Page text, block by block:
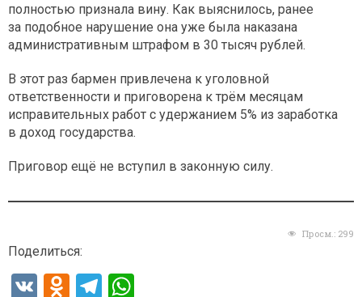
полностью признала вину. Как выяснилось, ранее
за подобное нарушение она уже была наказана
административным штрафом в 30 тысяч рублей.
В этот раз бармен привлечена к уголовной
ответственности и приговорена к трём месяцам
исправительных работ с удержанием 5% из заработка
в доход государства.
Приговор ещё не вступил в законную силу.
Просм.: 299
Поделиться:
V
O
T